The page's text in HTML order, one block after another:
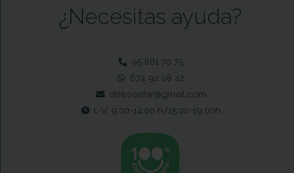
¿Necesitas ayuda?
95 881 70 75
674 92 08 42
distrosefar@gmail.com
L-V: 9:00-14:00 h/15:00-19:00h